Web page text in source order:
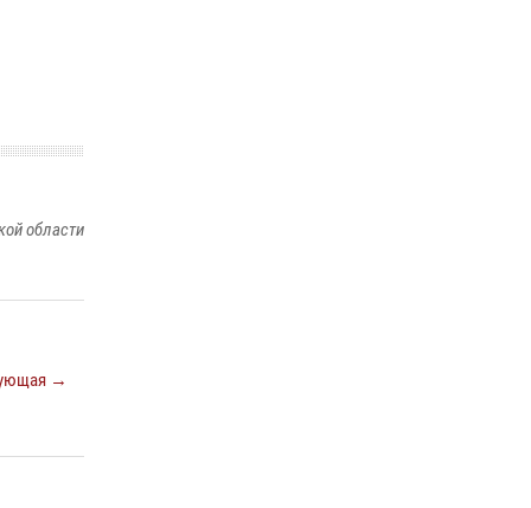
области
→